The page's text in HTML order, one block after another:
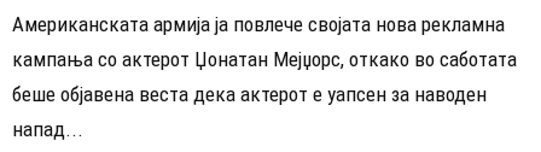
Американската армија ја повлече својата нова рекламна
кампања со актерот Џонатан Мејџорс, откако во саботата
беше објавена веста дека актерот е уапсен за наводен
напад...